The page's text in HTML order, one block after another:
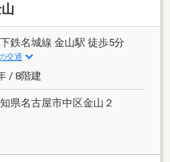
鉄名城線 金山駅 徒歩5分
交通
/ 8階建
県名古屋市中区金山２